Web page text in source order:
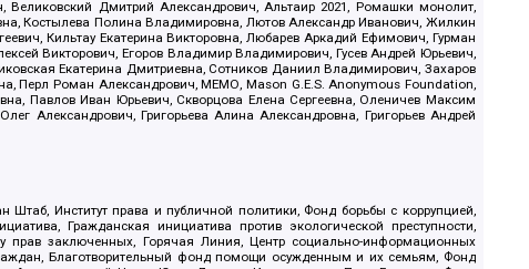
Дмитрий Александрович, Альтаир 2021, Ромашки монолит,
Костылева Полина Владимировна, Лютов Александр Иванович, Жилкин
Кильтау Екатерина Викторовна, Любарев Аркадий Ефимович, Гурман
Викторович, Егоров Владимир Владимирович, Гусев Андрей Юрьевич,
Екатерина Дмитриевна, Сотников Даниил Владимирович, Захаров
Перл Роман Александрович, МЕМО, Mason G.E.S. Anonymous Foundation,
Павлов Иван Юрьевич, Скворцова Елена Сергеевна, Оленичев Максим
Александрович, Григорьева Алина Александровна, Григорьев Андрей
Институт права и публичной политики, Фонд борьбы с коррупцией,
Гражданская инициатива против экологической преступности,
заключенных, Горячая Линия, Центр социально-информационных
Благотворительный фонд помощи осужденным и их семьям, Фонд